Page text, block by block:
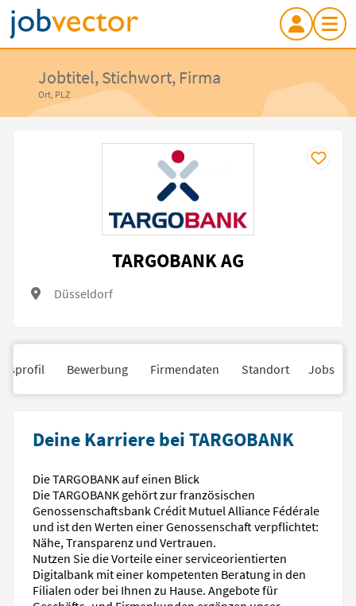
Jobtitel, Stichwort, Firma
Ort, PLZ
TARGOBANK AG
Düsseldorf
Bewerbung Firmendaten Standort Jobs
Deine Karriere bei TARGOBANK
Die TARGOBANK auf einen Blick
Die TARGOBANK gehört zur französischen
Genossenschaftsbank Crédit Mutuel Alliance Fédérale
und ist den Werten einer Genossenschaft verpflichtet:
Nähe, Transparenz und Vertrauen.
Nutzen Sie die Vorteile einer serviceorientierten
Digitalbank mit einer kompetenten Beratung in den
Filialen oder bei Ihnen zu Hause. Angebote für